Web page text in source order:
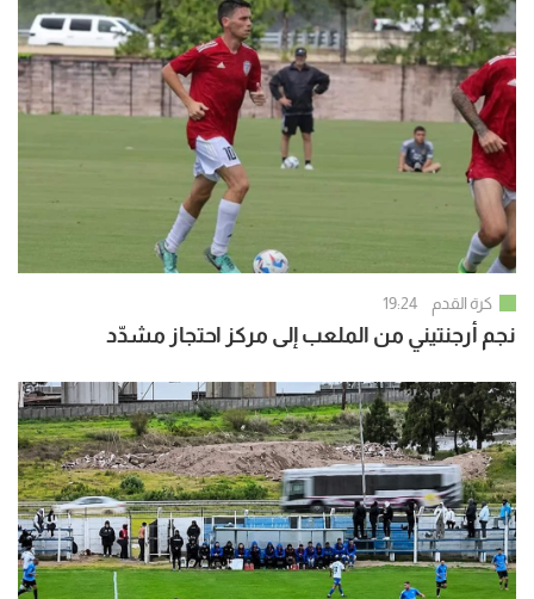
كرة القدم 19:24
نجم أرجنتيني من الملعب إلى مركز احتجاز مشدّد